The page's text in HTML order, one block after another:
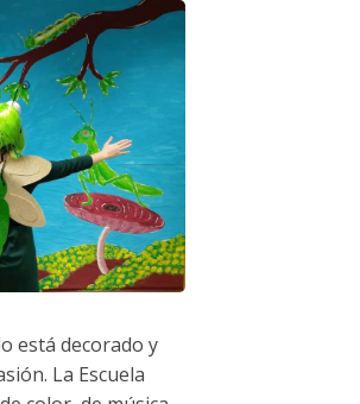
está decorado y
La Escuela